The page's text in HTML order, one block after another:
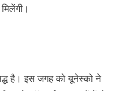
है। इस जगह को यूनेस्को ने